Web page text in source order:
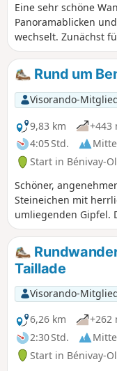
Eine sehr schöne
Panoramablicken
wechselt. Zunächst
Obstbäumen und
dann durch
außergewöhnlichen
die Anstrengungen,
Wanderung auf sich
nicht bereuen.
Rund um
Visorando-
9,83 km
+443
4:05 Std.
Start in Bénivay-
Schöner,
Steineichen mit
umliegenden Gipfel.
wirklich einen
Taillade
Visorando-
6,26 km
+262
2:30 Std.
Start in Bénivay-